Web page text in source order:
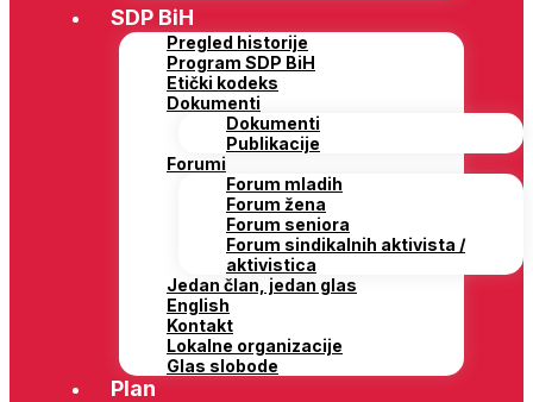
SDP BiH
Pregled historije
Program SDP BiH
Etički kodeks
Dokumenti
Dokumenti
Publikacije
Forumi
Forum mladih
Forum žena
Forum seniora
Forum sindikalnih aktivista /
aktivistica
Jedan član, jedan glas
English
Kontakt
Lokalne organizacije
Glas slobode
Plan